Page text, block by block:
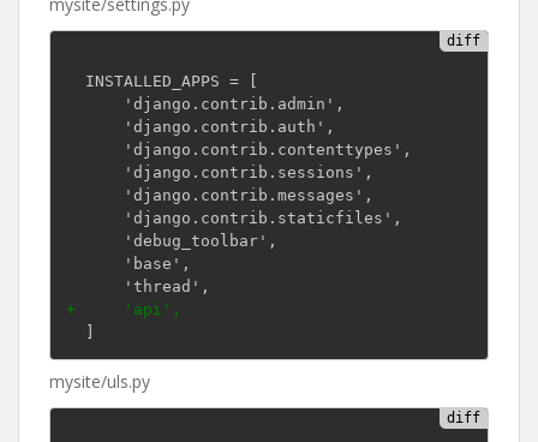
  INSTALLED_APPS = [
      'django.contrib.admin',
      'django.contrib.auth',
      'django.contrib.contenttypes',
      'django.contrib.sessions',
      'django.contrib.messages',
      'django.contrib.staticfiles',
      'debug_toolbar',
      'base',
+     'api',
mysite/uls.py